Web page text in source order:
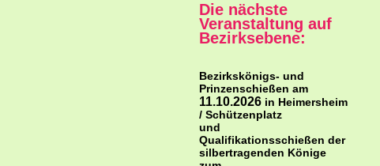
Die nächste
Veranstaltung auf
Bezirksebene:
Bezirkskönigs- und
Prinzenschießen am
11.10.2026 in Heimersheim
/ Schützenplatz
und
Qualifikationsschießen der
silbertragenden Könige